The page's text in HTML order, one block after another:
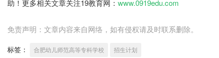
助！更多相关文章关注19教育网： www.0919edu.com
免责声明：文章内容来自网络，如有侵权请及时联系删除。
标签： 合肥幼儿师范高等专科学校 招生计划